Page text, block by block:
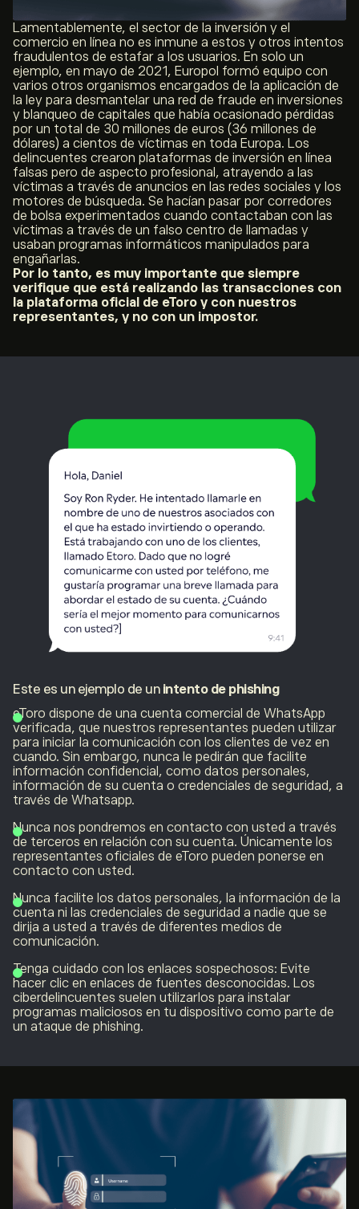
Lamentablemente, el sector de la inversión y el
comercio en línea no es inmune a estos y otros intentos
fraudulentos de estafar a los usuarios. En solo un
ejemplo, en mayo de 2021, Europol formó equipo con
varios otros organismos encargados de la aplicación de
la ley para desmantelar una red de fraude en inversiones
y blanqueo de capitales que había ocasionado pérdidas
por un total de 30 millones de euros (36 millones de
dólares) a cientos de víctimas en toda Europa. Los
delincuentes crearon plataformas de inversión en línea
falsas pero de aspecto profesional, atrayendo a las
víctimas a través de anuncios en las redes sociales y los
motores de búsqueda. Se hacían pasar por corredores
de bolsa experimentados cuando contactaban con las
víctimas a través de un falso centro de llamadas y
usaban programas informáticos manipulados para
engañarlas.
Por lo tanto, es muy importante que siempre
verifique que está realizando las transacciones con
la plataforma oficial de eToro y con nuestros
representantes, y no con un impostor.
Este es un ejemplo de un intento de phishing
eToro dispone de una cuenta comercial de WhatsApp
verificada, que nuestros representantes pueden utilizar
para iniciar la comunicación con los clientes de vez en
cuando. Sin embargo, nunca le pedirán que facilite
información confidencial, como datos personales,
información de su cuenta o credenciales de seguridad, a
través de Whatsapp.
Nunca nos pondremos en contacto con usted a través
de terceros en relación con su cuenta. Únicamente los
representantes oficiales de eToro pueden ponerse en
contacto con usted.
Nunca facilite los datos personales, la información de la
cuenta ni las credenciales de seguridad a nadie que se
dirija a usted a través de diferentes medios de
comunicación.
Tenga cuidado con los enlaces sospechosos: Evite
hacer clic en enlaces de fuentes desconocidas. Los
ciberdelincuentes suelen utilizarlos para instalar
programas maliciosos en tu dispositivo como parte de
un ataque de phishing.